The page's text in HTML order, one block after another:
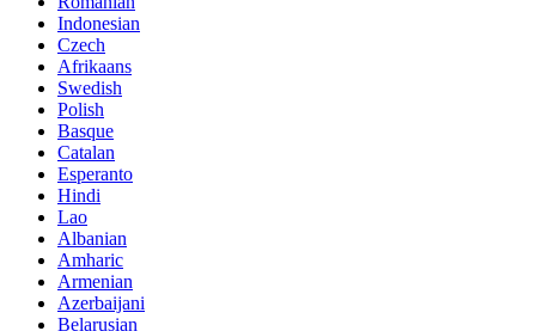
Indonesian
Czech
Afrikaans
Swedish
Polish
Basque
Catalan
Esperanto
Hindi
Lao
Albanian
Amharic
Armenian
Azerbaijani
Belarusian